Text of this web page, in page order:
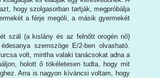
hogy szolgasorban tartják, megpróbálja
a férje megöli, a másik gyermekét
szál (a kislány és az felnőtt orogén nő)
szemszöge E/2-ben olvasható.
volt, mintha valaki tanácsokat adna a
holott ő tökéletesen tudta, hogy mit
Arra is nagyon kíváncsi voltam, hogy